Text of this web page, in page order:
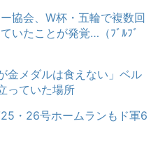
協会、W杯・五輪で複数回
いたことが発覚…（ﾌﾞﾙﾌﾞ
金メダルは食えない」ベル
っていた場所
25・26号ホームランもド軍6